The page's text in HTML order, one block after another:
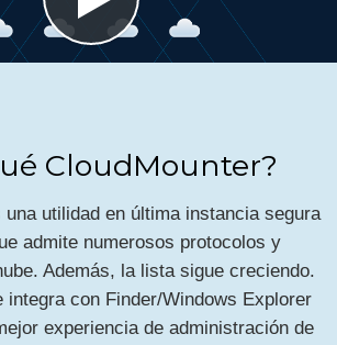
CloudMounter?
una utilidad en última instancia segura
admite numerosos protocolos y
Además, la lista sigue creciendo.
integra con Finder/Windows Explorer
experiencia de administración de